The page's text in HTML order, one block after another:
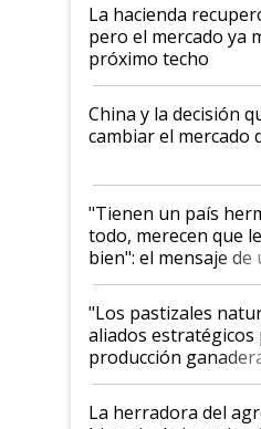
La hacienda
pero el mercado ya
próximo techo
China y la decisión
cambiar el mercado
"Tienen un país
todo, merecen que
bien": el mensaje de
ganadera uruguaya
oportunidades que
para el agro en
foco en la carne
"Los pastizales
aliados estratégicos
producción
la iniciativa que ya
establecimientos en
La herradora del